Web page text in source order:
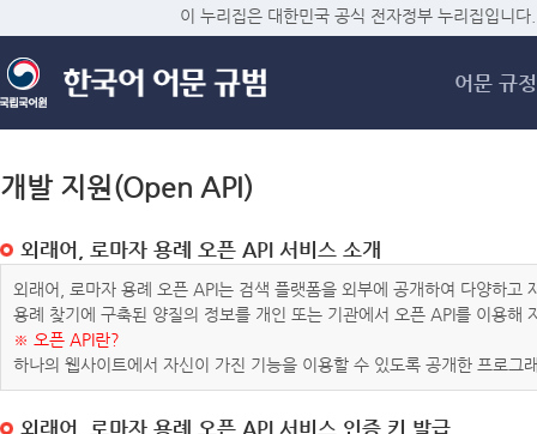
메
이 누리집은 대한민국 공식 전자정부 누리집입니다.
어문 규정
개발 지원(Open API)
외래어, 로마자 용례 오픈 API 서비스 소개
외래어, 로마자 용례 오픈 API는 검색 플랫폼을 외부에 공개하여 다양하
용례 찾기에 구축된 양질의 정보를 개인 또는 기관에서 오픈 API를 이용해
※ 오픈 API란?
하나의 웹사이트에서 자신이 가진 기능을 이용할 수 있도록 공개한 프로그
외래어, 로마자 용례 오픈 API 서비스 인증 키 발급